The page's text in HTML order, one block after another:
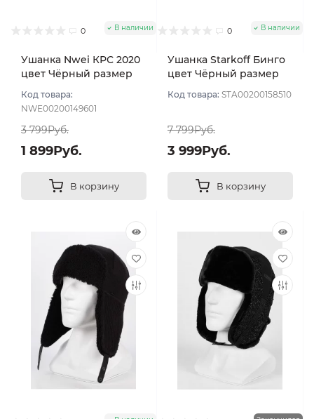
0 В наличии
Ушанка Nwei КРС 2020
цвет Чёрный размер
Код товара:
NWE00200149601
3 799Руб.
1 899Руб.
В корзину
0 В наличии
Ушанка Starkoff Бинго
цвет Чёрный размер
Код товара: STA00200158510
7 799Руб.
3 999Руб.
В корзину